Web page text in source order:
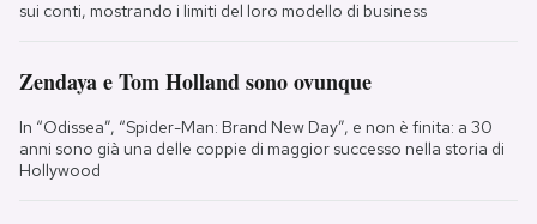
sui conti, mostrando i limiti del loro modello di business
Zendaya e Tom Holland sono ovunque
In “Odissea”, “Spider-Man: Brand New Day”, e non è finita: a 30
anni sono già una delle coppie di maggior successo nella storia di
Hollywood